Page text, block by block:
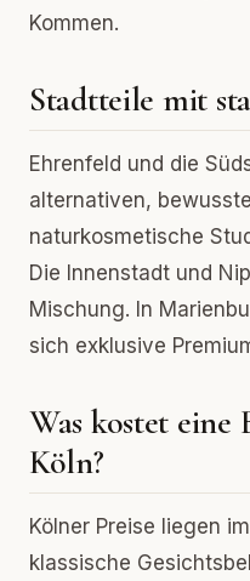
Kommen.
Stadtteile mit
Ehrenfeld und die
alternativen,
naturkosmetische
Die Innenstadt und
Mischung. In
sich exklusive
Was kostet eine
Köln?
Kölner Preise liegen
klassische